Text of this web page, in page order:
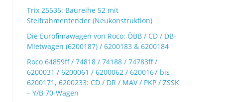
Trix 25535: Baureihe 52 mit
Steifrahmentender (Neukonstruktion)
Die Eurofimawagen von Roco: ÖBB / CD / DB-
Mietwagen (6200187) / 6200183 & 6200184
Roco 64859ff / 74818 / 74188 / 74783ff /
6200031 / 6200061 / 6200062 / 6200167 bis
6200171, 6200233: CD / DR / MAV / PKP / ZSSK
– Y/B 70-Wagen